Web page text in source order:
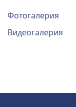
Фотогалерия
Видеогалерия